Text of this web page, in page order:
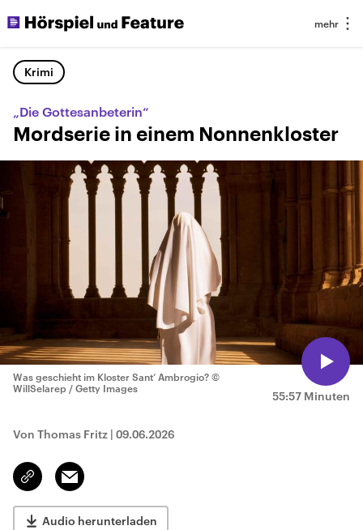
Krimi
„Die Gottesanbeterin“
Mordserie in einem Nonnenkloster
55:57 Minuten
Was geschieht im Kloster Sant‘ Ambrogio? ©
WillSelarep / Getty Images
Von Thomas Fritz | 09.06.2026
Link
kopieren/teilen
Email
Audio herunterladen